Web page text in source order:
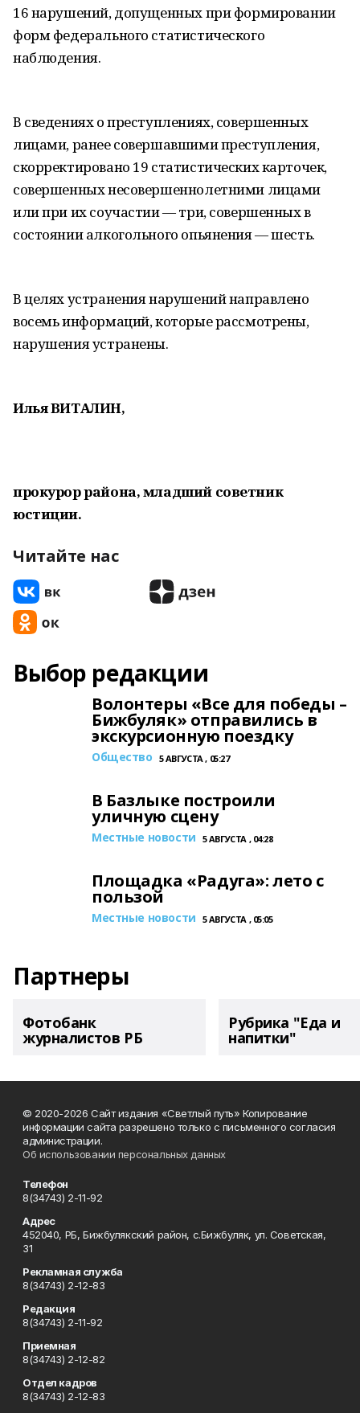
16 нарушений, допущенных при формировании
форм федерального статистического
наблюдения.
В сведениях о преступлениях, совершенных
лицами, ранее совершавшими преступления,
скорректировано 19 статистических карточек,
совершенных несовершеннолетними лицами
или при их соучастии — три, совершенных в
состоянии алкогольного опьянения — шесть.
В целях устранения нарушений направлено
восемь информаций, которые рассмотрены,
нарушения устранены.
Илья ВИТАЛИН,
прокурор района, младший советник
юстиции.
Читайте нас
Выбор редакции
Волонтеры «Все для победы –
Бижбуляк» отправились в
экскурсионную поездку
Общество 5 АВГУСТА , 05:27
В Базлыке построили
уличную сцену
Местные новости 5 АВГУСТА , 04:28
Площадка «Радуга»: лето с
пользой
Местные новости 5 АВГУСТА , 05:05
Партнеры
Фотобанк
журналистов РБ
Рубрика "Еда и
напитки"
© 2020-2026 Сайт издания «Светлый путь» Копирование
информации сайта разрешено только с письменного согласия
администрации.
Об использовании персональных данных
Телефон
8(34743) 2-11-92
Адрес
452040, РБ, Бижбулякский район, с.Бижбуляк, ул. Советская,
31
Рекламная служба
8(34743) 2-12-83
Редакция
8(34743) 2-11-92
Приемная
8(34743) 2-12-82
Отдел кадров
8(34743) 2-12-83